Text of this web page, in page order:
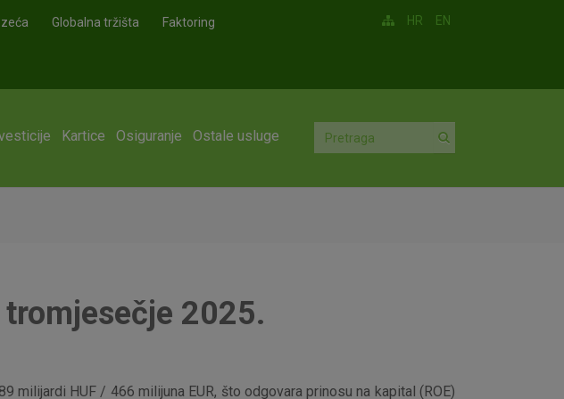
Globalna tržišta Faktoring HR EN
Kartice Osiguranje Ostale usluge
2025.
HUF / 466 milijuna EUR, što odgovara prinosu na kapital (ROE)